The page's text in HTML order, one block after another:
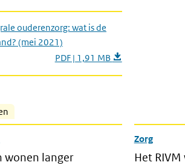
ouderenzorg: wat is de
(mei 2021)
PDF | 1,91 MB
wonen langer
Zorg
Het